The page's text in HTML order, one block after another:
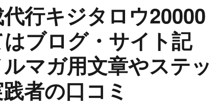
行キジタロウ20000
ブログ・サイト記
マガ用文章やステッ
者の口コミ